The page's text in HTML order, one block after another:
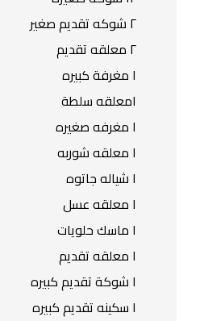
٢ شوكه تقديم صغير
٢ معلقه تقديم
١ مغرفة كبيره
١معلقه سلطة
١ مغرفه صغيره
١ معلقه شوربه
١ شياله جاتوه
١ معلقه عسل
١ ماسك حلويات
١ معلقه تقديم
١ شوكة تقديم كبيره
١ سكينه تقديم كبيره